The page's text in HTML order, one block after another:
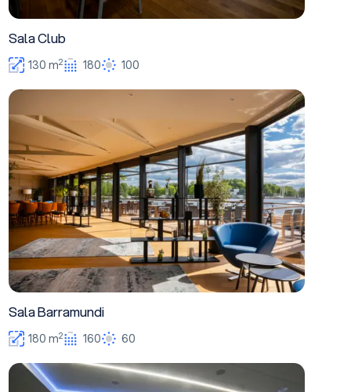
Sala Club
130 m2 180 100
Sala Barramundi
180 m2 160 60
Sala Fin 2